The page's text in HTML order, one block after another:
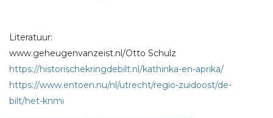
Literatuur:
www.geheugenvanzeist.nl/Otto Schulz
https://historischekringdebilt.nl/kathinka-en-aprika/
https://www.entoen.nu/nl/utrecht/regio-zuidoost/de-
bilt/het-knmi